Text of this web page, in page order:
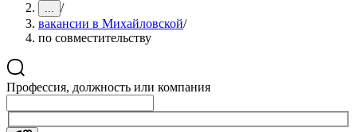
... /
вакансии в Михайловской/
по совместительству
Профессия, должность или компания